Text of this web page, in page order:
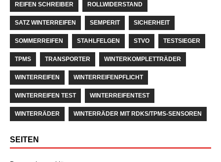
REIFEN SCHREIBER ROLLWIDERSTAND
SATZ WINTERREIFEN SEMPERIT SICHERHEIT
SOMMERREIFEN STAHLFELGEN STVO TESTSIEGER
TPMS TRANSPORTER WINTERKOMPLETTRÄDER
WINTERREIFEN WINTERREIFENPFLICHT
WINTERREIFEN TEST WINTERREIFENTEST
WINTERRÄDER WINTERRÄDER MIT RDKS/TPMS-SENSOREN
SEITEN